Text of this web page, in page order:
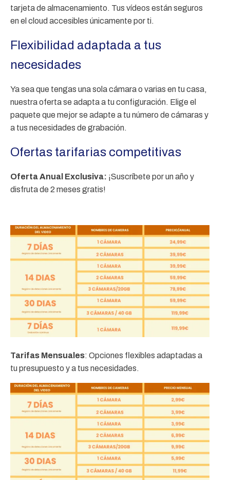
tarjeta de almacenamiento. Tus vídeos están seguros
en el cloud accesibles únicamente por ti.
Flexibilidad adaptada a tus
necesidades
Ya sea que tengas una sola cámara o varias en tu casa,
nuestra oferta se adapta a tu configuración. Elige el
paquete que mejor se adapte a tu número de cámaras y
a tus necesidades de grabación.
Ofertas tarifarias competitivas
Oferta Anual Exclusiva: ¡Suscríbete por un año y
disfruta de 2 meses gratis!
Tarifas Mensuales: Opciones flexibles adaptadas a
tu presupuesto y a tus necesidades.